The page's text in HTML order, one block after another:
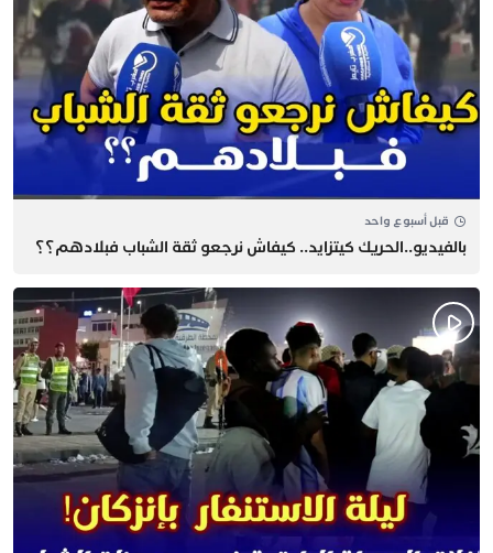
قبل أسبوع واحد
بالفيديو..الحريك كيتزايد.. كيفاش نرجعو ثقة الشباب فبلادهم؟؟